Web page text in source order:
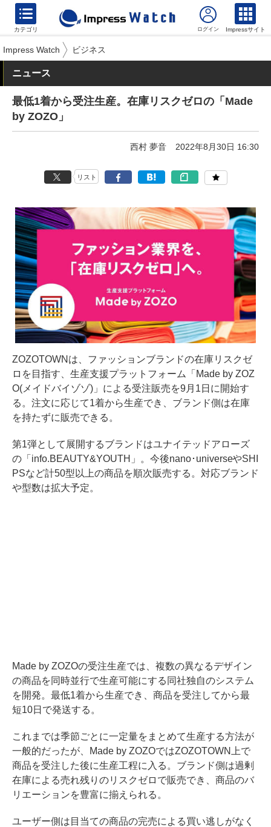
カテゴリ Impressサイト
Impress Watch ビジネス
ニュース
最低1着から受注生産。在庫リスクゼロの「Made
by ZOZO」
西村 夢音 2022年8月30日 16:30
リスト
ZOZOTOWNは、ファッションブランドの在庫リスクゼ
ロを目指す、生産支援プラットフォーム「Made by ZOZ
O(メイドバイゾゾ)」による受注販売を9月1日に開始す
る。注文に応じて1着から生産でき、ブランド側は在庫
を持たずに販売できる。
第1弾として展開するブランドはユナイテッドアローズ
の「info.BEAUTY&YOUTH」。今後nano･universeやSHI
PSなど計50型以上の商品を順次販売する。対応ブランド
や型数は拡大予定。
Made by ZOZOの受注生産では、複数の異なるデザイン
の商品を同時並行で生産可能にする同社独自のシステム
を開発。最低1着から生産でき、商品を受注してから最
短10日で発送する。
これまでは季節ごとに一定量をまとめて生産する方法が
一般的だったが、Made by ZOZOではZOZOTOWN上で
商品を受注した後に生産工程に入る。ブランド側は過剰
在庫による売れ残りのリスクゼロで販売でき、商品のバ
リエーションを豊富に揃えられる。
ユーザー側は目当ての商品の完売による買い逃しがなく